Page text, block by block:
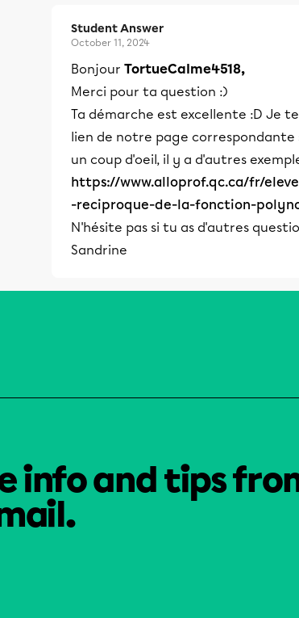
Student Answer
October 11, 2024
Bonjour TortueCalme4518,
Merci pour ta question :)
Ta démarche est excellente :D Je
lien de notre page
un coup d'oeil, il y a d'autres
https://www.alloprof.qc.ca/fr/
-reciproque-de-la-fonction-
N'hésite pas si tu as d'autres
Sandrine
info and tips